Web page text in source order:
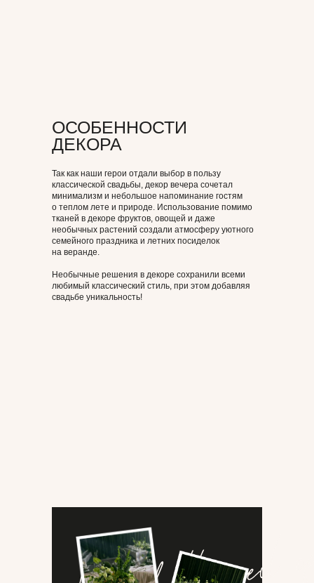
ОСОБЕННОСТИ
ДЕКОРА
Так как наши герои отдали выбор в пользу
классической свадьбы, декор вечера сочетал
минимализм и небольшое напоминание гостям
о теплом лете и природе. Использование помимо
тканей в декоре фруктов, овощей и даже
необычных растений создали атмосферу уютного
семейного праздника и летних посиделок
на веранде.
Необычные решения в декоре сохранили всеми
любимый классический стиль, при этом добавляя
свадьбе уникальность!
И ФОТОСЕССИЯ
Утро пары мы начали со вкусного завтрака —
и Маша проснулись в апартаментах с видом
на Исаакиевский собор, выпили утренний кофе
на балконе и отправились на фотосессию
по уютным улицам и саду Петербурга —
классическое, спокойное и красивое начало
важного дня.